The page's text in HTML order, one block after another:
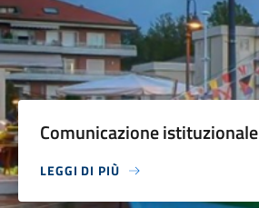
Comunicazione istituzionale
LEGGI DI PIÙ